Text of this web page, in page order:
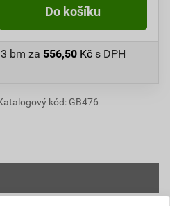
Do košíku
bm za 556,50 Kč s DPH
kód: GB476